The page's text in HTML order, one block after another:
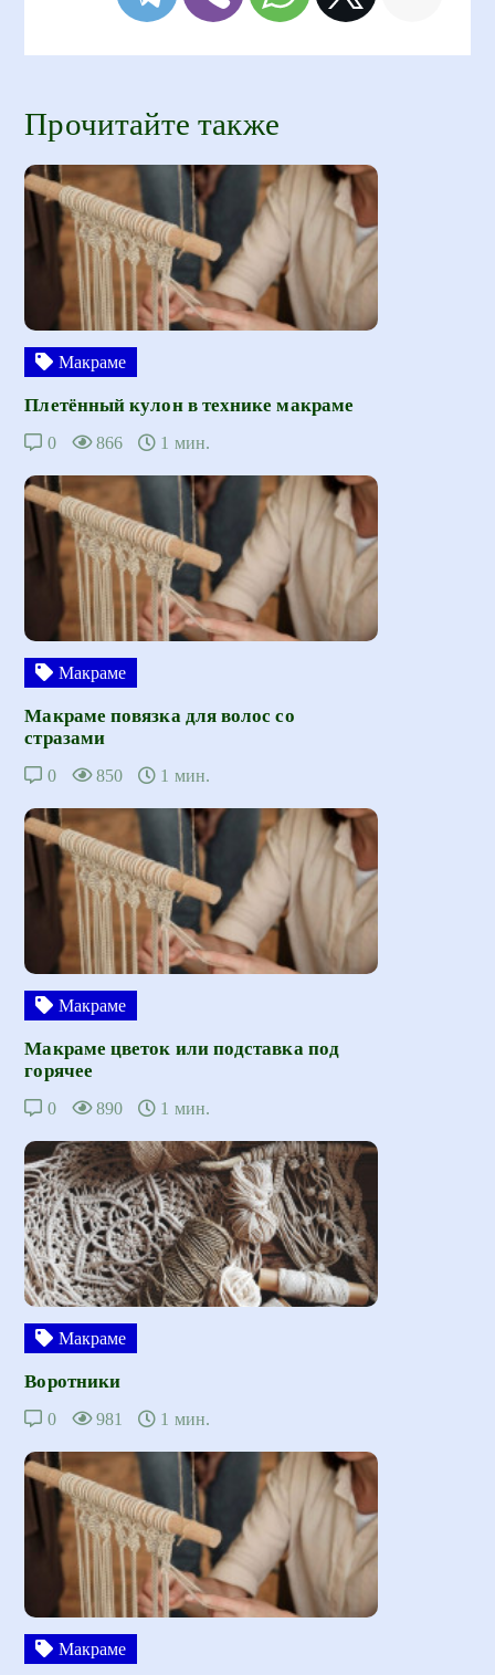
Прочитайте также
Макраме
Плетённый кулон в технике макраме
0 866 1 мин.
Макраме
Макраме повязка для волос со
стразами
0 850 1 мин.
Макраме
Макраме цветок или подставка под
горячее
0 890 1 мин.
Макраме
Воротники
0 981 1 мин.
Макраме